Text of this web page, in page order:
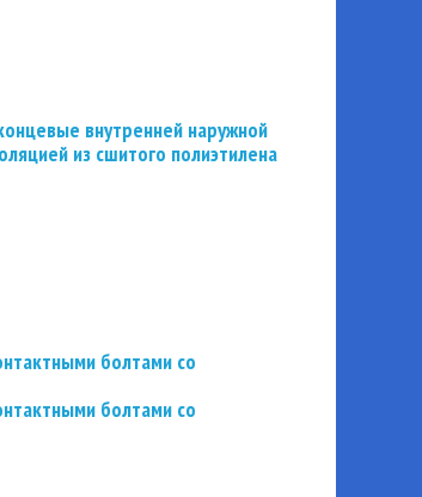
внутренней наружной
из сшитого полиэтилена
болтами со
болтами со